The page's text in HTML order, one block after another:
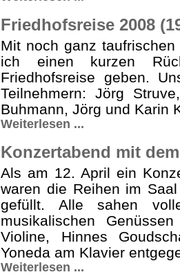
Friedhofsreise 2008
Mit noch ganz
ich einen kurzen
Friedhofsreise geben.
Teilnehmern: Jörg
Buhmann, Jörg und Karin
Weiterlesen ...
Konzertabend mit
Als am 12. April ein
waren die Reihen im
gefüllt. Alle sahen
musikalischen
Violine, Hinnes
Yoneda am Klavier
Weiterlesen ...